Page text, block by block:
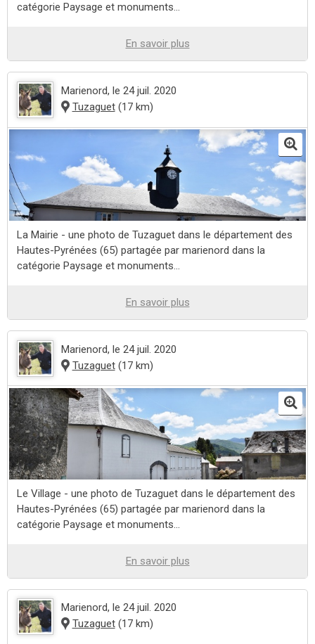
catégorie Paysage et monuments...
En savoir plus
Marienord, le 24 juil. 2020
Tuzaguet(17 km)
La Mairie - une photo de Tuzaguet dans le département des
Hautes-Pyrénées (65) partagée par marienord dans la
catégorie Paysage et monuments...
En savoir plus
Marienord, le 24 juil. 2020
Tuzaguet(17 km)
Le Village - une photo de Tuzaguet dans le département des
Hautes-Pyrénées (65) partagée par marienord dans la
catégorie Paysage et monuments...
En savoir plus
Marienord, le 24 juil. 2020
Tuzaguet(17 km)